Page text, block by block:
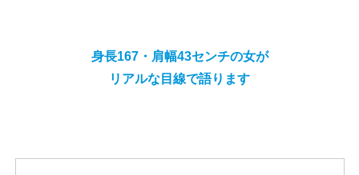
身長167・ 肩幅43センチの女が
リアルな目線で語ります